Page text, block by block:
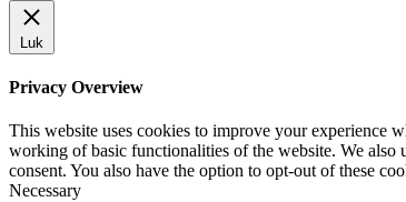
Luk
Privacy Overview
This website uses cookies to improve your experience
working of basic functionalities of the website. We also
consent. You also have the option to opt-out of these
Necessary